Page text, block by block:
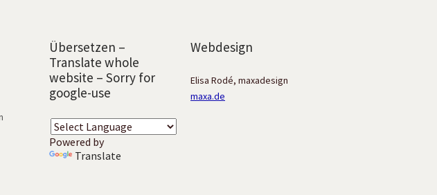
Übersetzen –
Translate whole
website – Sorry for
google-use
Powered by
Translate
Webdesign
Elisa Rodé, maxadesign
maxa.de